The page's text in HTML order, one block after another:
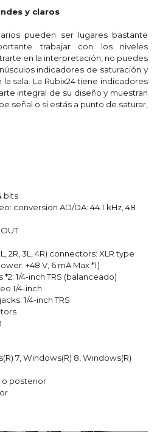
y claros
pueden ser lugares bastante
trabajar con los niveles
en la interpretación, no puedes
indicadores de saturación y
sala. La Rubix24 tiene indicadores
integral de su diseño y muestran
señal o si estás a punto de saturar,
bits
conversion AD/DA: 44.1 kHz, 48
2R, 3L, 4R) connectors: XLR type
+48 V, 6 mA Max *1)
*2: 1/4-inch TRS (balanceado)
1/4-inch
1/4-inch TRS
7, Windows(R) 8, Windows(R)
o posterior